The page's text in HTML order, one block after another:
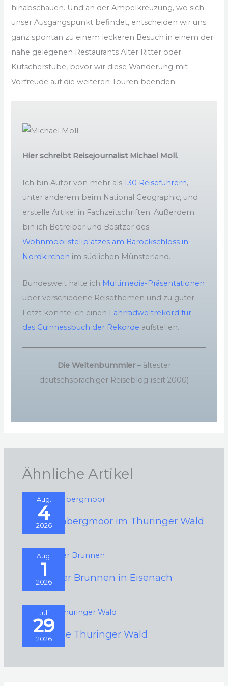
hinabschauen. Und an der Ampelkreuzung, wo sich
unser Ausgangspunkt befindet, entscheiden wir uns
ganz spontan zu einem leckeren Besuch in einem der
nahe gelegenen Restaurants Alter Ritter oder
Kutscherstube, bevor wir diese Wanderung mit
Vorfreude auf die weiteren Touren beenden.
Hier schreibt Reisejournalist Michael Moll.
Ich bin Autor von mehr als130 Reiseführern,
unter anderem beim National Geographic, und
erstelle Artikel in Fachzeitschriften. Außerdem
bin ich Betreiber und Besitzer des
Wohnmobilstellplatzes am Barockschloss in
Nordkirchen im südlichen Münsterland.
Bundesweit halte ich Multimedia-Präsentationen
über verschiedene Reisethemen und zu guter
Letzt konnte ich einen Fahrradweltrekord für
das Guinnessbuch der Rekorde aufstellen.
Die Weltenbummler– ältester
deutschsprachiger Reiseblog (seit 2000)
Ähnliche Artikel
Aug.
4
2026
Schützenbergmoor im Thüringer Wald
Aug.
1
2026
Schwarzer Brunnen in Eisenach
Juli
29
2026
Der Kleine Thüringer Wald